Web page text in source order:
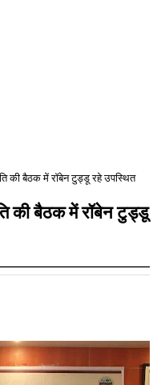
की बैठक में रॉबेन टुड्डू रहे उपस्थित
की बैठक में रॉबेन टुड्डू